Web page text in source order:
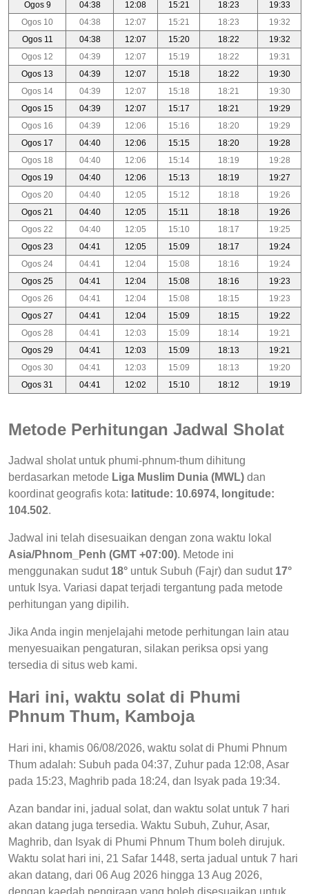
Ogos 9
04:38 12:08 15:21 18:23
19:33
Ogos 10
04:38 12:07 15:21 18:23
19:32
Ogos 11
04:38 12:07 15:20 18:22
19:32
Ogos 12
04:39 12:07 15:19 18:22
19:31
Ogos 13
04:39 12:07 15:18 18:22
19:30
Ogos 14
04:39 12:07 15:18 18:21
19:30
Ogos 15
04:39 12:07 15:17 18:21
19:29
Ogos 16
04:39 12:06 15:16 18:20
19:29
Ogos 17
04:40 12:06 15:15 18:20
19:28
Ogos 18
04:40 12:06 15:14 18:19
19:28
Ogos 19
04:40 12:06 15:13 18:19
19:27
Ogos 20
04:40 12:05 15:12 18:18
19:26
Ogos 21
04:40 12:05 15:11 18:18
19:26
Ogos 22
04:40 12:05 15:10 18:17
19:25
Ogos 23
04:41 12:05 15:09 18:17
19:24
Ogos 24
04:41 12:04 15:08 18:16
19:24
Ogos 25
04:41 12:04 15:08 18:16
19:23
Ogos 26
04:41 12:04 15:08 18:15
19:23
Ogos 27
04:41 12:04 15:09 18:15
19:22
Ogos 28
04:41 12:03 15:09 18:14
19:21
Ogos 29
04:41 12:03 15:09 18:13
19:21
Ogos 30
04:41 12:03 15:09 18:13
19:20
Ogos 31
04:41 12:02 15:10 18:12 19:19
Metode Perhitungan Jadwal Sholat
Jadwal sholat untuk phumi-phnum-thum dihitung
berdasarkan metode Liga Muslim Dunia (MWL) dan
koordinat geografis kota: latitude: 10.6974, longitude:
104.502.
Jadwal ini telah disesuaikan dengan zona waktu lokal
Asia/Phnom_Penh (GMT +07:00). Metode ini
menggunakan sudut 18° untuk Subuh (Fajr) dan sudut 17°
untuk Isya. Variasi dapat terjadi tergantung pada metode
perhitungan yang dipilih.
Jika Anda ingin menjelajahi metode perhitungan lain atau
menyesuaikan pengaturan, silakan periksa opsi yang
tersedia di situs web kami.
Hari ini, waktu solat di Phumi
Phnum Thum, Kamboja
Hari ini, khamis 06/08/2026, waktu solat di Phumi Phnum
Thum adalah: Subuh pada 04:37, Zuhur pada 12:08, Asar
pada 15:23, Maghrib pada 18:24, dan Isyak pada 19:34.
Azan bandar ini, jadual solat, dan waktu solat untuk 7 hari
akan datang juga tersedia. Waktu Subuh, Zuhur, Asar,
Maghrib, dan Isyak di Phumi Phnum Thum boleh dirujuk.
Waktu solat hari ini, 21 Safar 1448, serta jadual untuk 7 hari
akan datang, dari 06 Aug 2026 hingga 13 Aug 2026,